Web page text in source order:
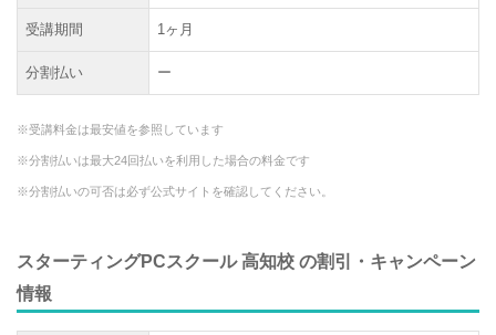
受講期間 1ヶ月
分割払い ー
※受講料金は最安値を参照しています
※分割払いは最大24回払いを利用した場合の料金です
※分割払いの可否は必ず公式サイトを確認してください。
スターティングPCスクール 高知校 の割引・キャンペーン
情報